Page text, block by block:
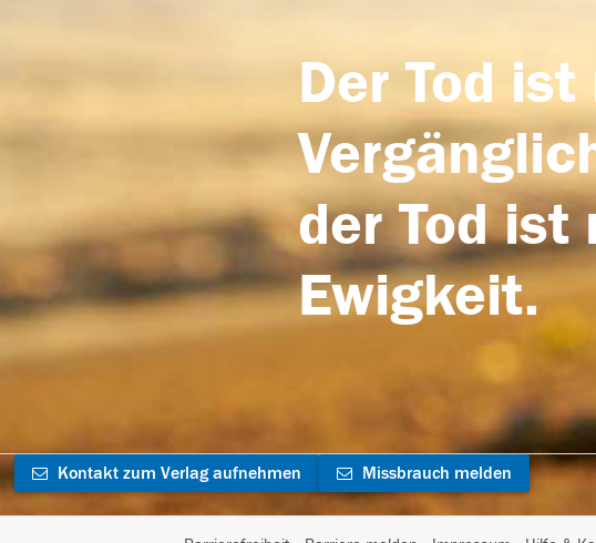
Der Tod
der Tod ist
Ewigkeit.
Kontakt zum Verlag aufnehmen Missbrauch melden